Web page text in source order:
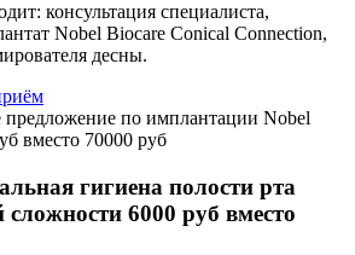
консультация специалиста,
Nobel Biocare Conical Connection,
десны.
гигиена полости рта
сложности 6000 руб вместо